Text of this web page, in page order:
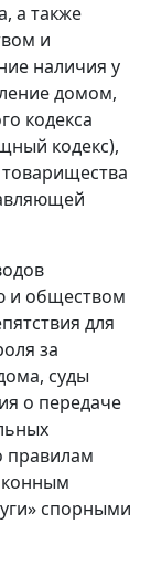
а также
и
наличия у
домом,
кодекса
кодекс),
и обществом
для
за
суды
о передаче
правилам
спорными